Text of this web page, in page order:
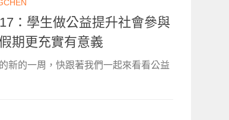
：學生做公益提升社會參與
期更充實有意義
新的一周，快跟著我們一起來看看公益